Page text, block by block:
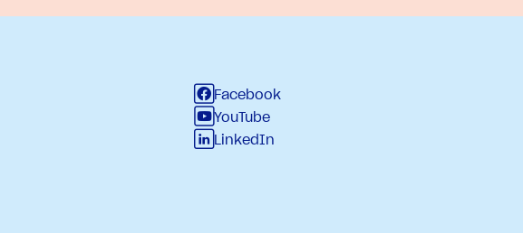
Facebook
YouTube
LinkedIn